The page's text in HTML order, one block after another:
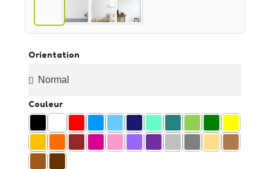
Orientation
Couleur